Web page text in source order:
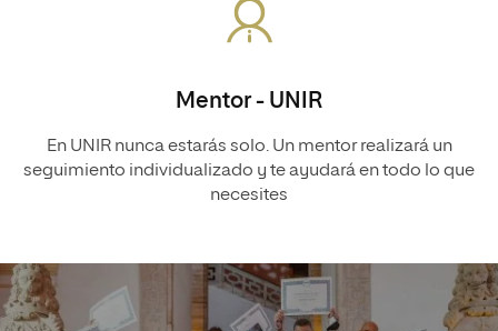
Mentor - UNIR
En UNIR nunca estarás solo. Un mentor realizará un
seguimiento individualizado y te ayudará en todo lo que
necesites